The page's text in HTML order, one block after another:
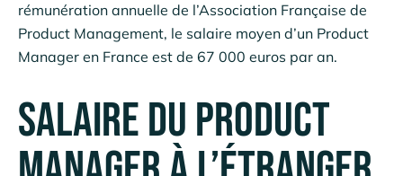
rémunération annuelle de l’Association Française de
Product Management, le salaire moyen d’un Product
Manager en France est de 67 000 euros par an.
Salaire du Product